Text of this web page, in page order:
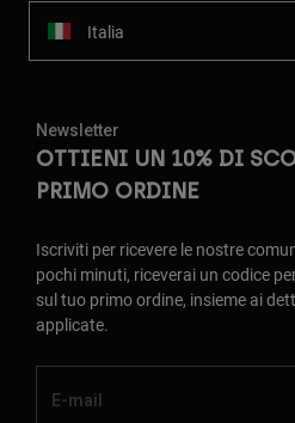
Italia
Newsletter
OTTIENI UN 10% DI
PRIMO ORDINE
Iscriviti per ricevere le nostre
pochi minuti, riceverai un codice
sul tuo primo ordine, insieme ai
applicate.